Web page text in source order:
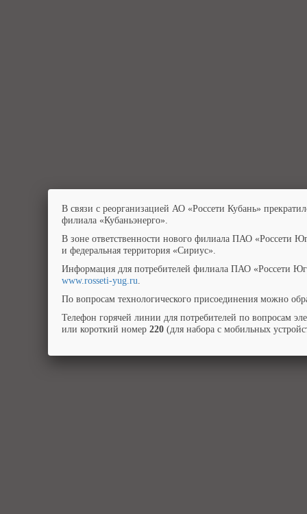
В связи с реорганизацией АО «Россети Кубань»
филиала «Кубаньэнерго».
В зоне ответственности нового филиала ПАО «Россети
и федеральная территория «Сириус».
Информация для потребителей филиала ПАО «Россети
www.rosseti-yug.ru.
По вопросам технологического присоединения можно
Телефон горячей линии для потребителей по вопросам
или короткий номер 220 (для набора с мобильных